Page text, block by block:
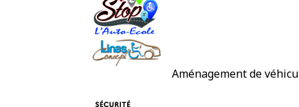
Aménagement de